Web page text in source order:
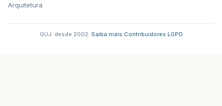
Arquitetura
GUJ: desde 2002. Saiba mais Contribuidores LGPD